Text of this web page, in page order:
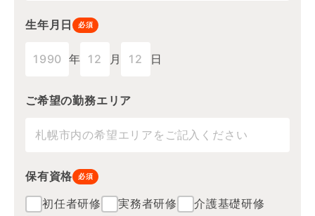
生年月日 必須
年 月 日
ご希望の勤務エリア
保有資格 必須
初任者研修 実務者研修
介護基礎研修